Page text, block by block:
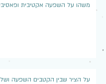
משהו על השפעה אקטיבית
על הציר שבין הקטבים השפעה